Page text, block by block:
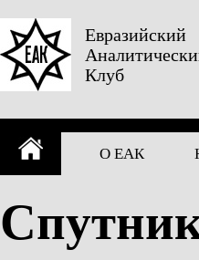
to
content
Евразийский
Клуб
О ЕАК